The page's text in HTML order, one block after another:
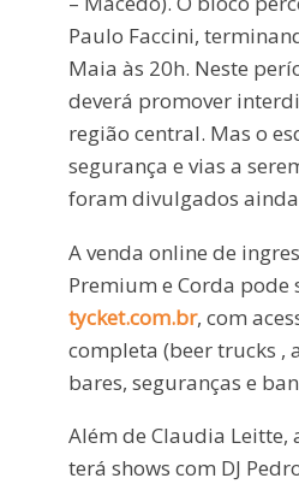
Paulo Faccini,
Maia às 20h. Neste
deverá promover
região central. Mas o
segurança e vias a
foram divulgados
A venda online de
Premium e Corda pode
tycket.com.br, com
completa (beer trucks ,
bares, seguranças e
Além de Claudia Leitte,
terá shows com DJ